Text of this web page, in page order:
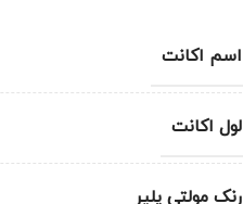
اسم اکانت
لول اکانت
رنک مولتی پلیر